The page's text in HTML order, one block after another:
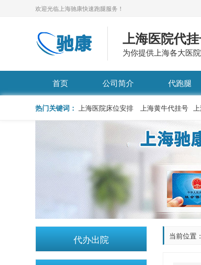
欢迎光临上海驰康快速跑腿服务！
上海医院代
为你提供上海各大医
首页 公司简介 代跑腿
热门关键词： 上海医院床位安排 上海黄牛代挂号
代办出院 当前位置：